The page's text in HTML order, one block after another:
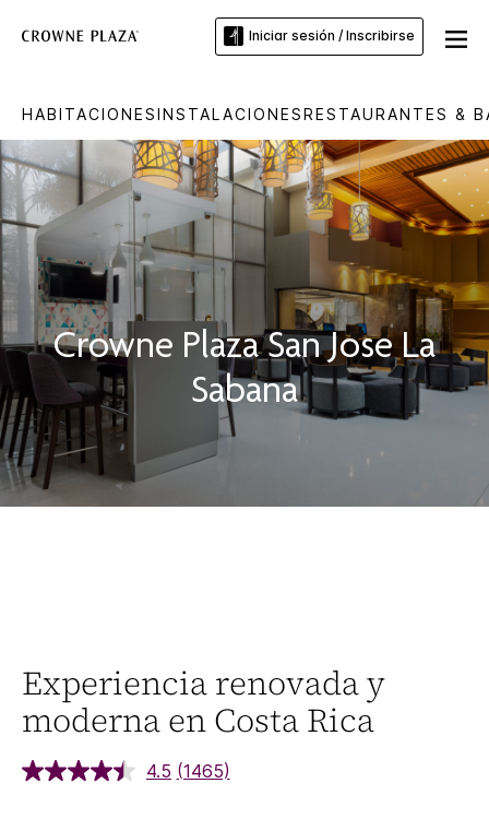
Iniciar sesión / Inscribirse
HABITACIONESINSTALACIONESRESTAURANTES &
Crowne Plaza San Jose La
Sabana
Experiencia renovada y
moderna en Costa Rica
4.5 (1465)